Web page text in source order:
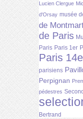
Lucien Clergue
d'Orsay musée
de
de Paris
Paris Paris 1er
Paris 14e
parisiens
Perpignan
pédestres
Bertrand